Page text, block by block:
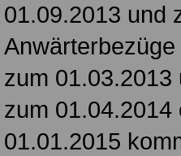
01.09.2013 und
zum
zum 01.04.2014
01.01.2015